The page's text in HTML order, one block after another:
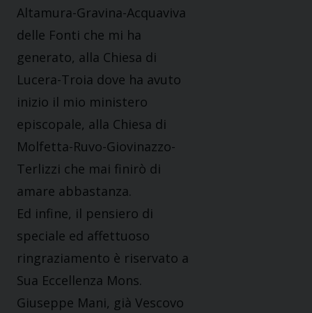
Altamura-Gravina-Acquaviva
delle Fonti che mi ha
generato, alla Chiesa di
Lucera-Troia dove ha avuto
inizio il mio ministero
episcopale, alla Chiesa di
Molfetta-Ruvo-Giovinazzo-
Terlizzi che mai finirò di
amare abbastanza.
Ed infine, il pensiero di
speciale ed affettuoso
ringraziamento è riservato a
Sua Eccellenza Mons.
Giuseppe Mani, già Vescovo